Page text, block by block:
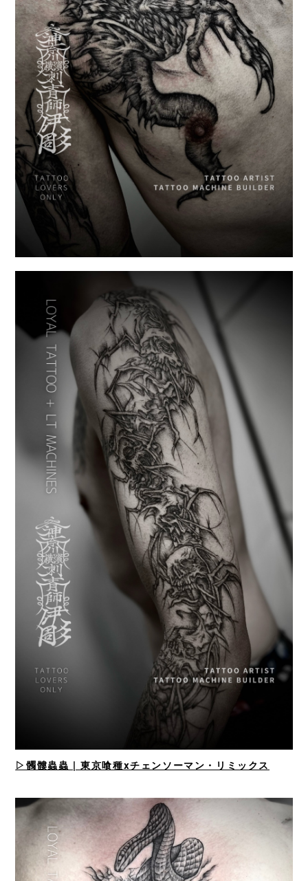
▷髑髏蟲蟲 | 東京喰種xチェンソーマン・リミックス